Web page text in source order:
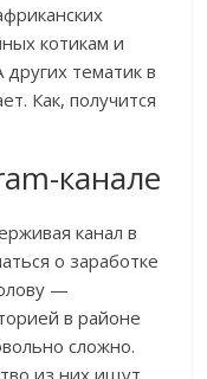
котикам и
тематик в
Как, получится
канале
канал в
о заработке
—
в районе
сложно.